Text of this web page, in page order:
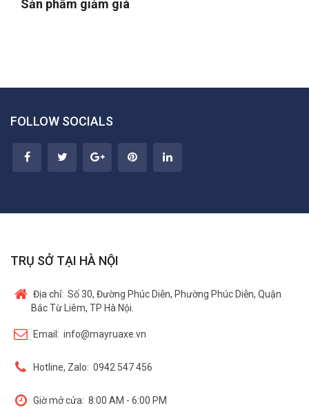
Sản phẩm giảm giá
FOLLOW SOCIALS
TRỤ SỞ TẠI HÀ NỘI
Địa chỉ: Số 30, Đường Phúc Diễn, Phường Phúc Diễn, Quận
Bắc Từ Liêm, TP Hà Nội.
Email: info@mayruaxe.vn
Hotline, Zalo: 0942 547 456
Giờ mở cửa: 8:00 AM - 6:00 PM